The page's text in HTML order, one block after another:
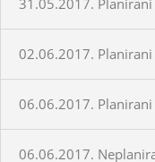
02.06.2017.
06.06.2017.
06.06.2017.